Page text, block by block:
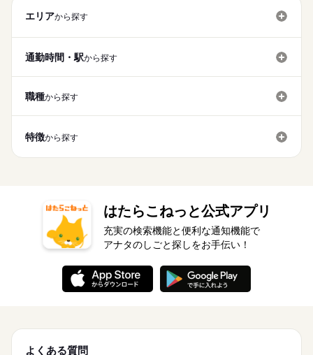
エリアから探す
通勤時間・駅から探す
職種から探す
特徴から探す
はたらこねっと公式アプリ
充実の検索機能と便利な通知機能で
アナタのしごと探しをお手伝い！
よくある質問